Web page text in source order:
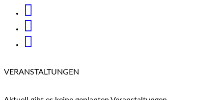
VERANSTALTUNGEN